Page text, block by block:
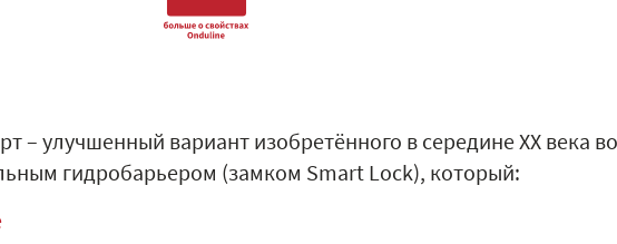
– улучшенный вариант изобретённого в середине XX века
гидробарьером (замком Smart Lock), который: